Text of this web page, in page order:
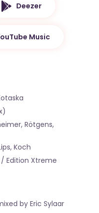
Deezer
Music
Rötgens,
Koch
Edition Xtreme
by Eric Sylaar